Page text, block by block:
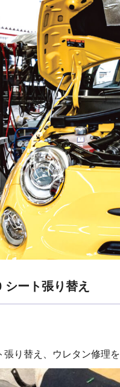
ート張り替え
り替え、ウレタン修理を